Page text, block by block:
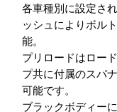
各車種別に設定さ
ッシュによりボル
能。
プリロードはロー
プ共に付属のスパ
可能です。
ブラックボディー